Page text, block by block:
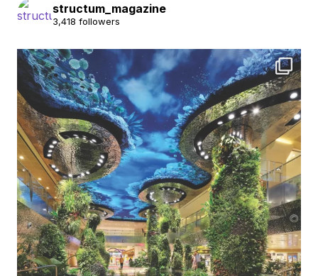
structum_magazine
3,418 followers